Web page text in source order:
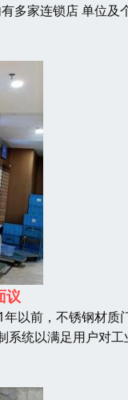
多家连锁店 单位
议
以前，不锈钢材
统以满足用户对